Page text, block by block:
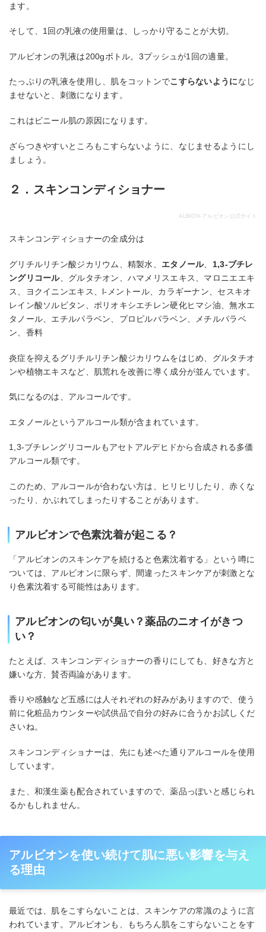
ます。
そして、1回の乳液の使用量は、しっかり守ることが大切。
アルビオンの乳液は200gボトル。3プッシュが1回の適量。
たっぷりの乳液を使用し、肌をコットンでこすらないようになじ
ませないと、刺激になります。
これはビニール肌の原因になります。
ざらつきやすいところもこすらないように、なじませるようにし
ましょう。
２．スキンコンディショナー
ALBION-アルビオン公式サイト
スキンコンディショナーの全成分は
グリチルリチン酸ジカリウム、精製水、 エタノール、 1,3-ブチレ
ングリコール、グルタチオン、ハマメリスエキス、マロニエエキ
ス、ヨクイニンエキス、l-メントール、カラギーナン、セスキオ
レイン酸ソルビタン、ポリオキシエチレン硬化ヒマシ油、無水エ
タノール、エチルパラベン、プロピルパラベン、メチルパラベ
ン、香料
炎症を抑えるグリチルリチン酸ジカリウムをはじめ、グルタチオ
ンや植物エキスなど、肌荒れを改善に導く成分が並んでいます。
気になるのは、アルコールです。
エタノールというアルコール類が含まれています。
1,3-ブチレングリコールもアセトアルデヒドから合成される多価
アルコール類です。
このため、アルコールが合わない方は、ヒリヒリしたり、赤くな
ったり、かぶれてしまったりすることがあります。
アルビオンで色素沈着が起こる？
「アルビオンのスキンケアを続けると色素沈着する」という噂に
ついては、アルビオンに限らず、間違ったスキンケアが刺激とな
り色素沈着する可能性はあります。
アルビオンの匂いが臭い？薬品のニオイがきつ
い？
たとえば、スキンコンディショナーの香りにしても、好きな方と
嫌いな方、賛否両論があります。
香りや感触など五感には人それぞれの好みがありますので、使う
前に化粧品カウンターや試供品で自分の好みに合うかお試しくだ
さいね。
スキンコンディショナーは、先にも述べた通りアルコールを使用
しています。
また、和漢生薬も配合されていますので、薬品っぽいと感じられ
るかもしれません。
アルビオンを使い続けて肌に悪い影響を与え
る理由
最近では、肌をこすらないことは、スキンケアの常識のように言
われています。アルビオンも、もちろん肌をこすらないことをす